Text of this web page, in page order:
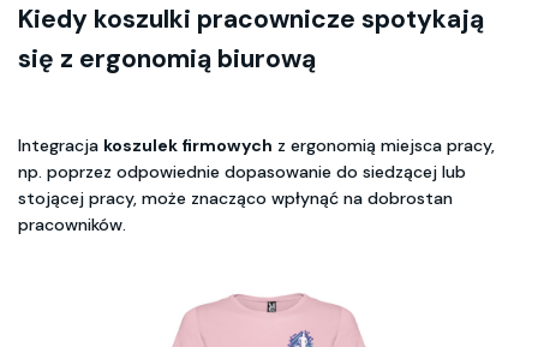
Kiedy koszulki pracownicze spotykają
się z ergonomią biurową
Integracja koszulek firmowych z ergonomią miejsca pracy,
np. poprzez odpowiednie dopasowanie do siedzącej lub
stojącej pracy, może znacząco wpłynąć na dobrostan
pracowników.